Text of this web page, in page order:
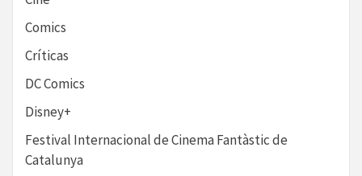
Comics
Críticas
DC Comics
Disney+
Festival Internacional de Cinema Fantàstic de
Catalunya